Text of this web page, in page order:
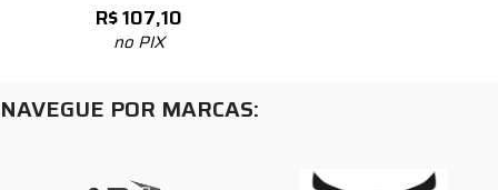
R$107,10
no PIX
NAVEGUE POR MARCAS: